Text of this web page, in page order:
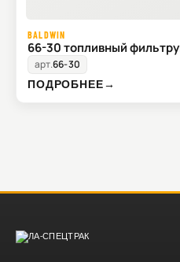
BALDWIN
66-30 топливный
арт.66-30
ПОДРОБНЕЕ→